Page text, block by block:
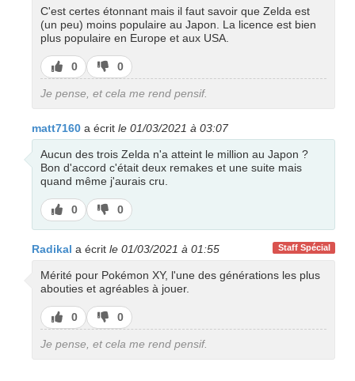
C'est certes étonnant mais il faut savoir que Zelda est
(un peu) moins populaire au Japon. La licence est bien
plus populaire en Europe et aux USA.
J’aime
0
J’aime
pas
0
Je pense, et cela me rend pensif.
matt7160 a écrit le 01/03/2021 à 03:07
Aucun des trois Zelda n'a atteint le million au Japon ?
Bon d'accord c'était deux remakes et une suite mais
quand même j'aurais cru.
J’aime
0
J’aime
pas
0
Staff Spécial
Radikal a écrit le 01/03/2021 à 01:55
Mérité pour Pokémon XY, l'une des générations les plus
abouties et agréables à jouer.
J’aime
0
J’aime
pas
0
Je pense, et cela me rend pensif.